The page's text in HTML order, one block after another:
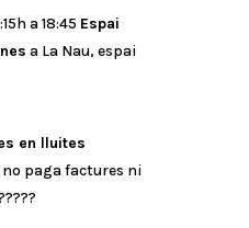
a 18:45 Espai
a La Nau, espai
en lluites
no paga factures ni